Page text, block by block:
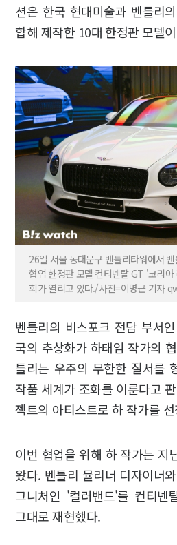
션은 한국 현대미술과 벤틀리
합해 제작한 10대 한정판 모델
26일 서울 동대문구 벤틀리타워에서
협업 한정판 모델 컨티넨탈 GT '코리
회가 열리고 있다./사진=이명근 기자
벤틀리의 비스포크 전담 부서
국의 추상화가 하태임 작가의
틀리는 우주의 무한한 질서를
작품 세계가 조화를 이룬다고
젝트의 아티스트로 하 작가를
이번 협업을 위해 하 작가는 지
왔다. 벤틀리 뮬리너 디자이너
그니처인 '컬러밴드'를 컨티넨
그대로 재현했다.